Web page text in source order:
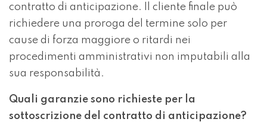
contratto di anticipazione. Il cliente finale può
richiedere una proroga del termine solo per
cause di forza maggiore o ritardi nei
procedimenti amministrativi non imputabili alla
sua responsabilità.
Quali garanzie sono richieste per la
sottoscrizione del contratto di anticipazione?